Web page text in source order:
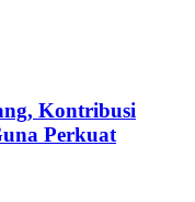
Kontribusi
Perkuat